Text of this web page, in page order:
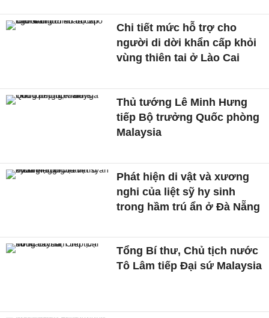
Chi tiết mức hỗ trợ cho
người di dời khẩn cấp khỏi
vùng thiên tai ở Lào Cai
Thủ tướng Lê Minh Hưng
tiếp Bộ trưởng Quốc phòng
Malaysia
Phát hiện di vật và xương
nghi của liệt sỹ hy sinh
trong hầm trú ẩn ở Đà Nẵng
Tổng Bí thư, Chủ tịch nước
Tô Lâm tiếp Đại sứ Malaysia